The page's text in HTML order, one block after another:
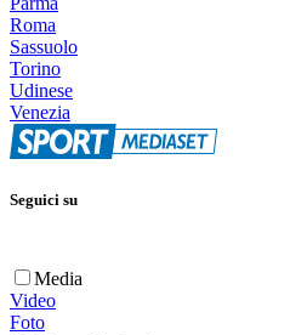
Roma
Sassuolo
Torino
Udinese
Venezia
Seguici su
Media
Video
Foto